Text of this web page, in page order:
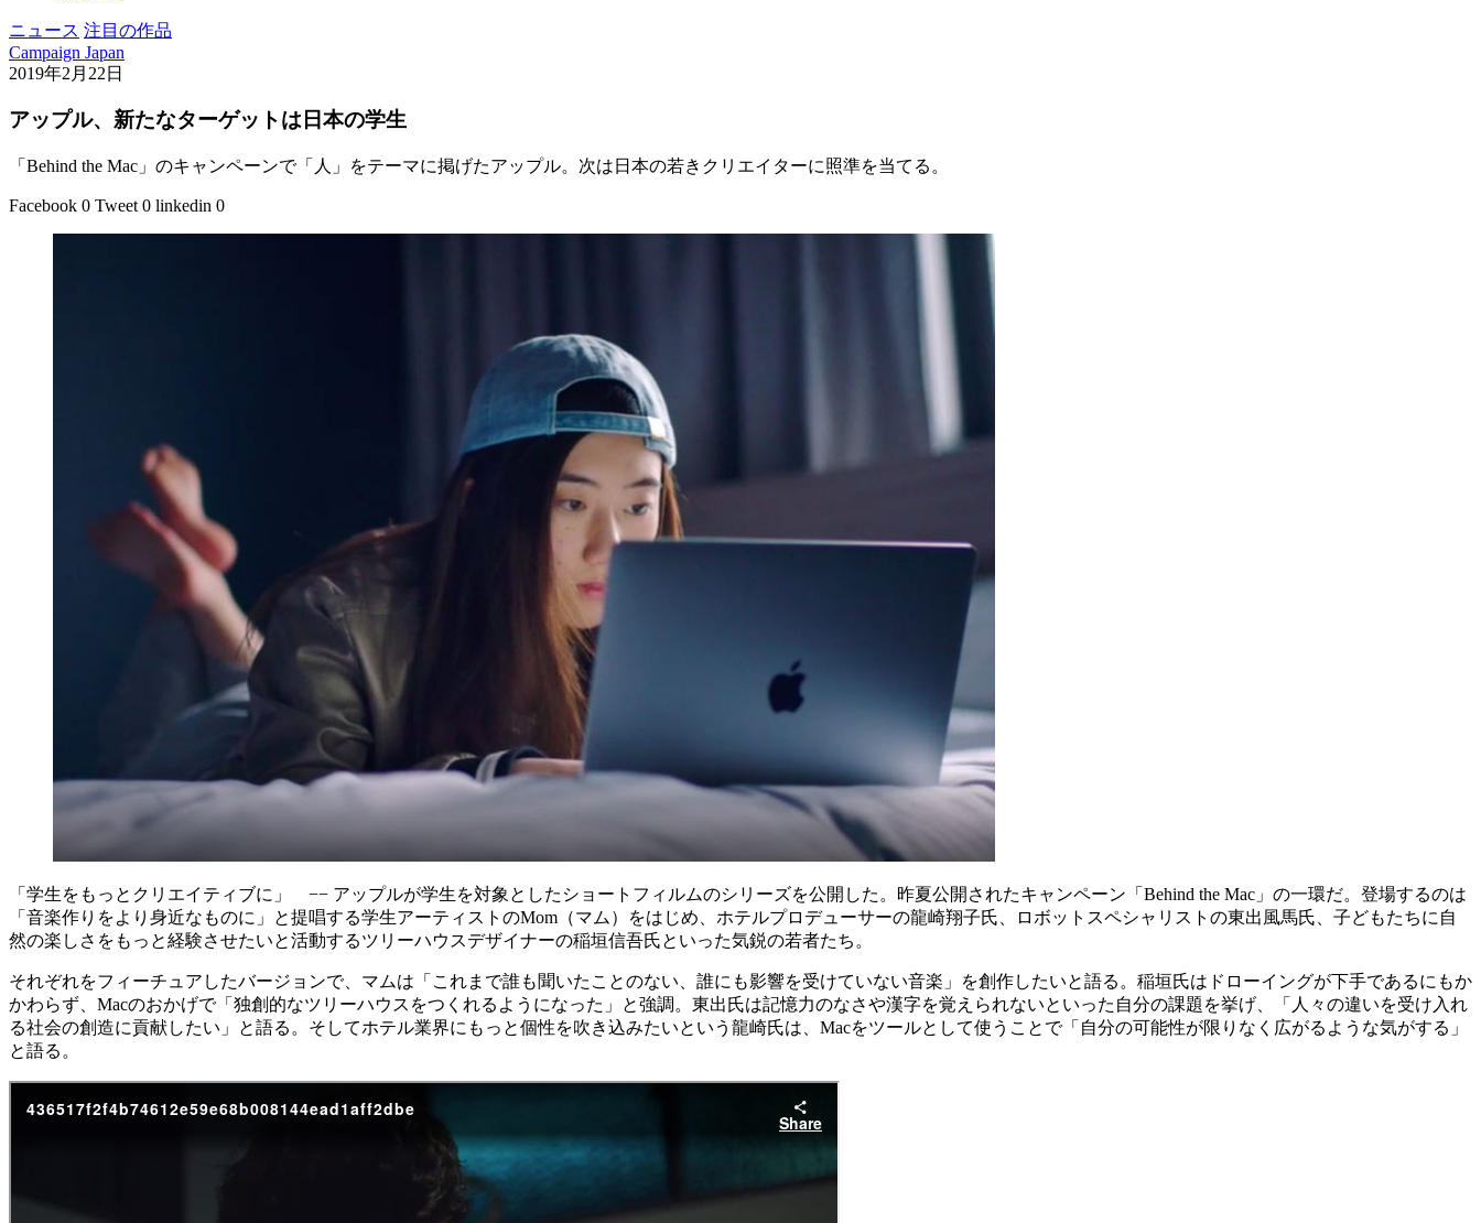
"見る"
広告
講読
法人講読
ニュース 注目の作品
2019年2月22日
アップル、新たなターゲットは日本の学生
「学生をもっとクリエイティブに」 −− アップルが学生を対象としたショートフィルムのシリーズを公開した。昨夏公開されたキャンペーン「Behind the Mac」の一環だ。登場するのは
「音楽作りをより身近なものに」と提唱する学生アーティストのMom（マム）をはじめ、ホテルプロデューサーの龍崎翔子氏、ロボットスペシャリストの東出風馬氏、子どもたちに自
然の楽しさをもっと経験させたいと活動するツリーハウスデザイナーの稲垣信吾氏といった気鋭の若者たち。
それぞれをフィーチュアしたバージョンで、マムは「これまで誰も聞いたことのない、誰にも影響を受けていない音楽」を創作したいと語る。稲垣氏はドローイングが下手であるにもか
かわらず、Macのおかげで「独創的なツリーハウスをつくれるようになった」と強調。東出氏は記憶力のなさや漢字を覚えられないといった自分の課題を挙げ、「人々の違いを受け入れ
る社会の創造に貢献したい」と語る。そしてホテル業界にもっと個性を吹き込みたいという龍崎氏は、Macをツールとして使うことで「自分の可能性が限りなく広がるような気がする」